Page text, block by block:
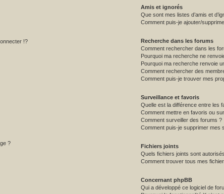
!?
?
Amis et ignorés
Que sont mes listes d’amis et
Comment puis-je ajouter/
Recherche dans les forums
Comment rechercher dans les
Pourquoi ma recherche ne
Pourquoi ma recherche renvoie
Comment rechercher des
Comment puis-je trouver mes
Surveillance et favoris
Quelle est la différence entre les
Comment mettre en favoris ou
Comment surveiller des forums ?
Comment puis-je supprimer mes
Fichiers joints
Quels fichiers joints sont
Comment trouver tous mes
Concernant phpBB
Qui a développé ce logiciel de